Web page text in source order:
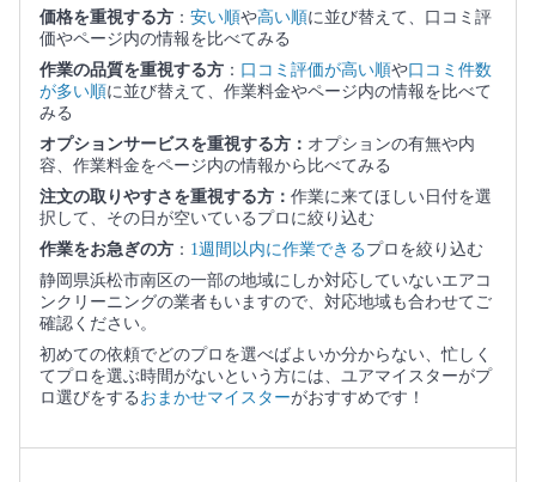
価格を重視する方 ： 安い順や高い順に並び替えて、口コミ評
価やページ内の情報を比べてみる
作業の品質を重視する方 ： 口コミ評価が高い順や口コミ件数
が多い順に並び替えて、作業料金やページ内の情報を比べて
みる
オプションサービスを重視する方： オプションの有無や内
容、作業料金をページ内の情報から比べてみる
注文の取りやすさを重視する方： 作業に来てほしい日付を選
択して、その日が空いているプロに絞り込む
作業をお急ぎの方 ： 1週間以内に作業できるプロを絞り込む
静岡県浜松市南区の一部の地域にしか対応していないエアコ
ンクリーニングの業者もいますので、対応地域も合わせてご
確認ください。
初めての依頼でどのプロを選べばよいか分からない、忙しく
てプロを選ぶ時間がないという方には、ユアマイスターがプ
ロ選びをする おまかせマイスターがおすすめです！